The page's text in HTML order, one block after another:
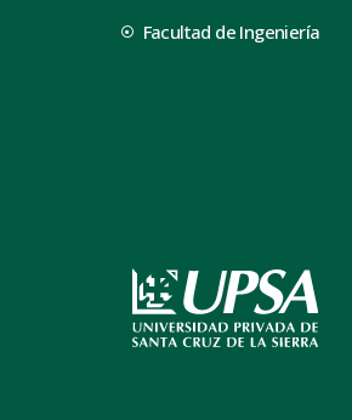
Facultad de Ingeniería